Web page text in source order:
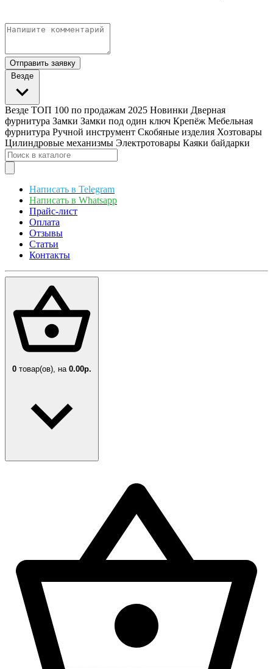
Отправить заявку
Везде
Везде ТОП 100 по продажам 2025 Новинки Дверная
фурнитура Замки Замки под один ключ Крепёж Мебельная
фурнитура Ручной инструмент Скобяные изделия Хозтовары
Цилиндровые механизмы Электротовары Каяки байдарки
Написать в Telegram
Написать в Whatsapp
Прайс-лист
Оплата
Отзывы
Статьи
Контакты
0 товар(ов), на 0.00р.